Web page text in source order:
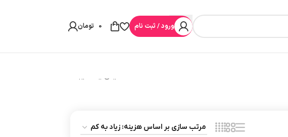
ورود / ثبت نام 0 تومان
نمایش یک نتیجه